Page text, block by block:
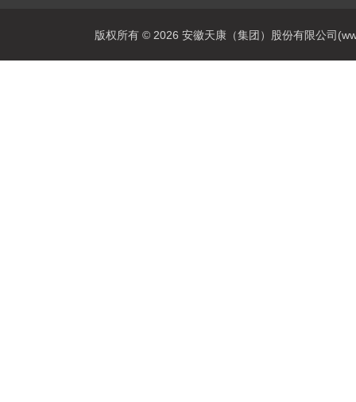
版权所有 © 2026 安徽天康（集团）股份有限公司